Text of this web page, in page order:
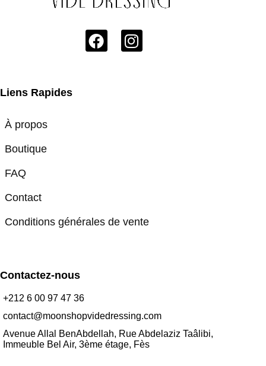
Liens Rapides
À propos
Boutique
FAQ
Contact
Conditions générales de vente
Contactez-nous
+212 6 00 97 47 36
contact@moonshopvidedressing.com
Avenue Allal BenAbdellah, Rue Abdelaziz Taâlibi,
Immeuble Bel Air, 3ème étage, Fès